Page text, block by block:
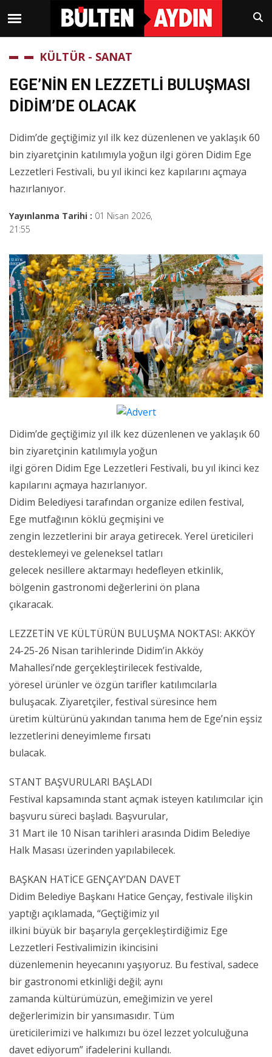
KÜLTÜR - SANAT
EGE’NİN EN LEZZETLİ BULUŞMASI
DİDİM’DE OLACAK
Didim’de geçtiğimiz yıl ilk kez düzenlenen ve yaklaşık 60
bin ziyaretçinin katılımıyla yoğun ilgi gören Didim Ege
Lezzetleri Festivali, bu yıl ikinci kez kapılarını açmaya
hazırlanıyor.
Yayınlanma Tarihi : 01 Nisan 2026,
21:55
Didim’de geçtiğimiz yıl ilk kez düzenlenen ve yaklaşık 60
bin ziyaretçinin katılımıyla yoğun
ilgi gören Didim Ege Lezzetleri Festivali, bu yıl ikinci kez
kapılarını açmaya hazırlanıyor.
Didim Belediyesi tarafından organize edilen festival,
Ege mutfağının köklü geçmişini ve
zengin lezzetlerini bir araya getirecek. Yerel üreticileri
desteklemeyi ve geleneksel tatları
gelecek nesillere aktarmayı hedefleyen etkinlik,
bölgenin gastronomi değerlerini ön plana
çıkaracak.
LEZZETİN VE KÜLTÜRÜN BULUŞMA NOKTASI: AKKÖY
24-25-26 Nisan tarihlerinde Didim’in Akköy
Mahallesi’nde gerçekleştirilecek festivalde,
yöresel ürünler ve özgün tarifler katılımcılarla
buluşacak. Ziyaretçiler, festival süresince hem
üretim kültürünü yakından tanıma hem de Ege’nin eşsiz
lezzetlerini deneyimleme fırsatı
bulacak.
STANT BAŞVURULARI BAŞLADI
Festival kapsamında stant açmak isteyen katılımcılar için
başvuru süreci başladı. Başvurular,
31 Mart ile 10 Nisan tarihleri arasında Didim Belediye
Halk Masası üzerinden yapılabilecek.
BAŞKAN HATİCE GENÇAY’DAN DAVET
Didim Belediye Başkanı Hatice Gençay, festivale ilişkin
yaptığı açıklamada, “Geçtiğimiz yıl
ilkini büyük bir başarıyla gerçekleştirdiğimiz Ege
Lezzetleri Festivalimizin ikincisini
düzenlemenin heyecanını yaşıyoruz. Bu festival, sadece
bir gastronomi etkinliği değil; aynı
zamanda kültürümüzün, emeğimizin ve yerel
değerlerimizin bir yansımasıdır. Tüm
üreticilerimizi ve halkımızı bu özel lezzet yolculuğuna
davet ediyorum” ifadelerini kullandı.